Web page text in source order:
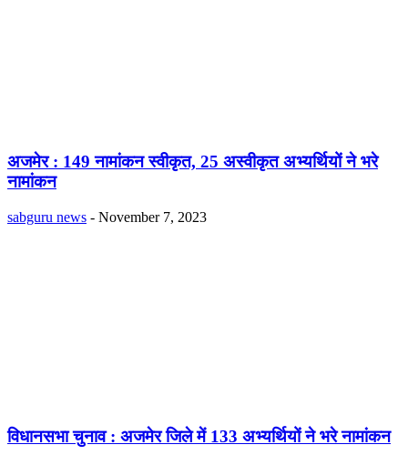
अजमेर : 149 नामांकन स्वीकृत, 25 अस्वीकृत अभ्यर्थियों ने भरे
नामांकन
sabguru news - November 7, 2023
विधानसभा चुनाव : अजमेर जिले में 133 अभ्यर्थियों ने भरे नामांकन